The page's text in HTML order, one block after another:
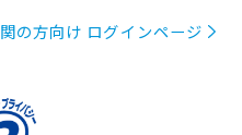
の方向け ログインページ